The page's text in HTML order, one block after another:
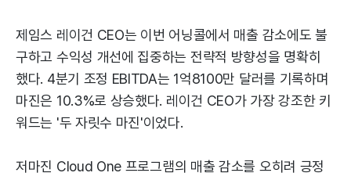
제임스 레이건 CEO는 이번 어닝콜에서 매출 감소에도 불
구하고 수익성 개선에 집중하는 전략적 방향성을 명확히
했다. 4분기 조정 EBITDA는 1억8100만 달러를 기록하며
마진은 10.3%로 상승했다. 레이건 CEO가 가장 강조한 키
워드는 '두 자릿수 마진'이었다.
저마진 Cloud One 프로그램의 매출 감소를 오히려 긍정